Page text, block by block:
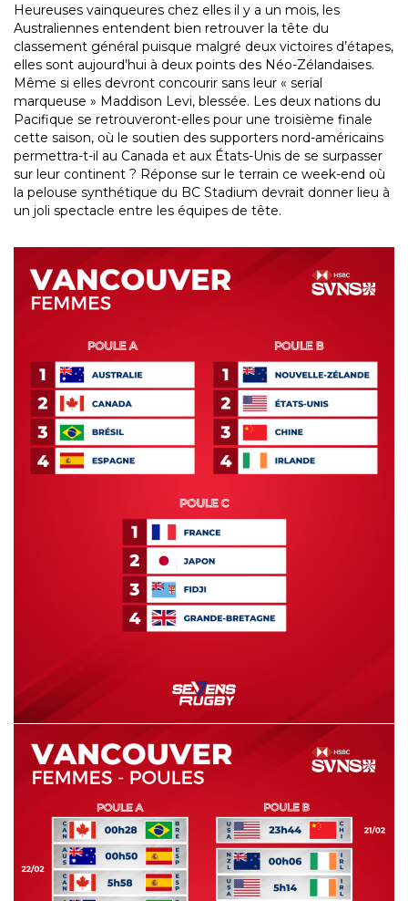
Heureuses vainqueures chez elles il y a un mois, les
Australiennes entendent bien retrouver la tête du
classement général puisque malgré deux victoires d’étapes,
elles sont aujourd’hui à deux points des Néo-Zélandaises.
Même si elles devront concourir sans leur « serial
marqueuse » Maddison Levi, blessée. Les deux nations du
Pacifique se retrouveront-elles pour une troisième finale
cette saison, où le soutien des supporters nord-américains
permettra-t-il au Canada et aux États-Unis de se surpasser
sur leur continent ? Réponse sur le terrain ce week-end où
la pelouse synthétique du BC Stadium devrait donner lieu à
un joli spectacle entre les équipes de tête.